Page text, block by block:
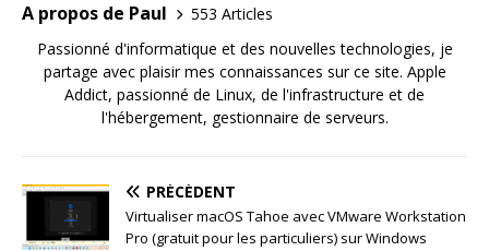
A propos de Paul
553 Articles
Passionné d'informatique et des nouvelles technologies, je
partage avec plaisir mes connaissances sur ce site. Apple
Addict, passionné de Linux, de l'infrastructure et de
l'hébergement, gestionnaire de serveurs.
PRÉCÉDENT
Virtualiser macOS Tahoe avec VMware Workstation
Pro (gratuit pour les particuliers) sur Windows